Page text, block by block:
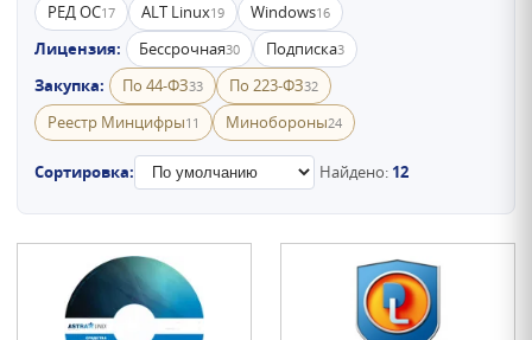
РЕД ОС17 ALT Linux19 Windows16
Лицензия: Бессрочная30 Подписка3
Закупка: По 44-ФЗ33 По 223-ФЗ32
Реестр Минцифры11 Минобороны24
Сортировка: Найдено: 12